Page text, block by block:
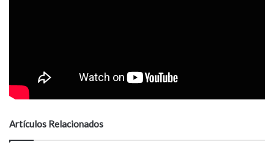
Artículos Relacionados